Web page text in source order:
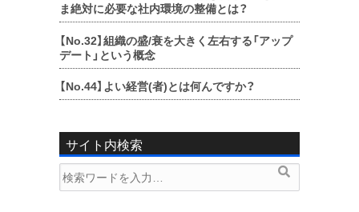
ま絶対に必要な社内環境の整備とは？
【No.32】組織の盛/衰を大きく左右する「アップ
デート」という概念
【No.44】 よい経営(者)とは何んですか？
サイト内検索
検
索